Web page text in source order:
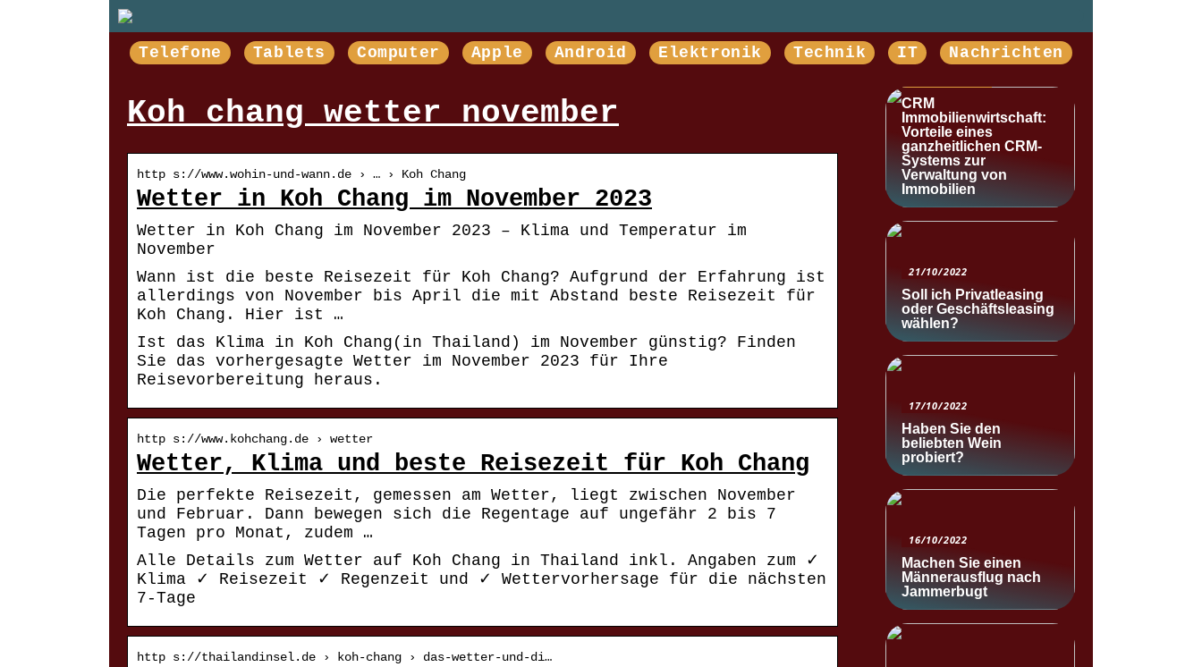
Telefone Tablets Computer Apple Android Elektronik Technik IT Nachrichten
Koh chang wetter november
http s://www.wohin-und-wann.de › … › Koh Chang
Wetter in Koh Chang im November 2023
Wetter in Koh Chang im November 2023 – Klima und Temperatur im
November
Wann ist die beste Reisezeit für Koh Chang? Aufgrund der Erfahrung ist
allerdings von November bis April die mit Abstand beste Reisezeit für
Koh Chang. Hier ist …
Ist das Klima in Koh Chang(in Thailand) im November günstig? Finden
Sie das vorhergesagte Wetter im November 2023 für Ihre
Reisevorbereitung heraus.
http s://www.kohchang.de › wetter
Wetter, Klima und beste Reisezeit für Koh Chang
Die perfekte Reisezeit, gemessen am Wetter, liegt zwischen November
und Februar. Dann bewegen sich die Regentage auf ungefähr 2 bis 7
Tagen pro Monat, zudem …
Alle Details zum Wetter auf Koh Chang in Thailand inkl. Angaben zum ✓
Klima ✓ Reisezeit ✓ Regenzeit und ✓ Wettervorhersage für die nächsten
7-Tage
http s://thailandinsel.de › koh-chang › das-wetter-und-di…
CRM
Immobilienwirtschaft:
Vorteile eines
ganzheitlichen CRM-
Systems zur
Verwaltung von
Immobilien
21/10/2022
Soll ich Privatleasing
oder Geschäftsleasing
wählen?
17/10/2022
Haben Sie den
beliebten Wein
probiert?
16/10/2022
Machen Sie einen
Männerausflug nach
Jammerbugt